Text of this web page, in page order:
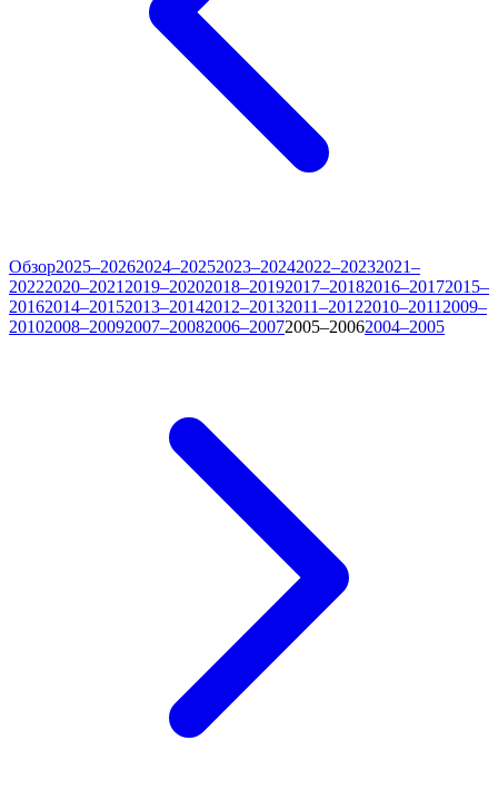
Обзор2025–20262024–20252023–20242022–20232021–
20222020–2021 2019–20202018–20192017–20182016–20172015–
20162014–20152013–20142012–20132011–20122010–2011 2009–
20102008–20092007–20082006–20072005–20062004–2005